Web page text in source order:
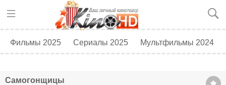
Фильмы 2025 Сериалы 2025 Мультфильмы 2024
Самогонщицы